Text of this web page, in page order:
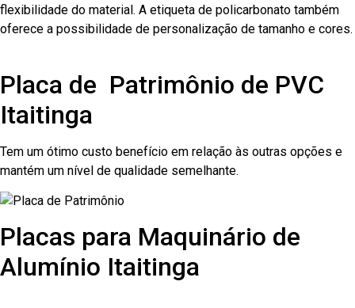
flexibilidade do material. A etiqueta de policarbonato também
oferece a possibilidade de personalização de tamanho e cores.
Placa de Patrimônio de PVC
Itaitinga
Tem um ótimo custo benefício em relação às outras opções e
mantém um nível de qualidade semelhante.
Placas para Maquinário de
Alumínio Itaitinga